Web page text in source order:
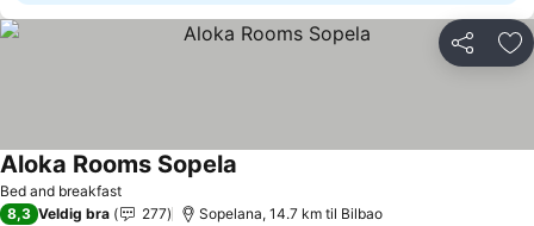
Del
Bed and breakfast
Aloka Rooms Sopela
8,3 Veldig bra 277 Sopelana, 14.7 km til Bilbao